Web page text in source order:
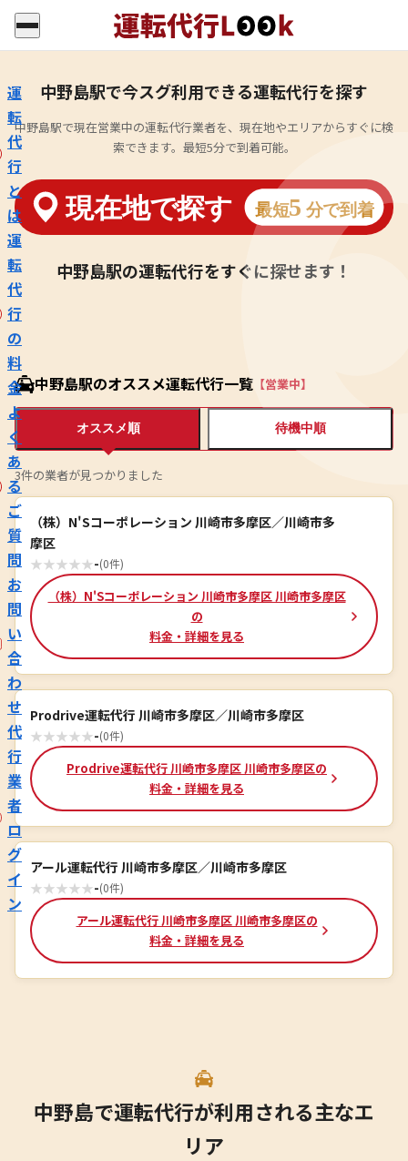
運
転
代
行
と
は
運
転
代
行
の
料
金
よ
く
あ
る
ご
質
問
お
問
い
合
わ
せ
代
行
業
者
ロ
グ
イ
ン
中野島駅で今スグ利用できる運転代行を探す
中野島駅で現在営業中の運転代行業者を、現在地やエリアからすぐに検
索できます。最短5分で到着可能。
中野島駅の運転代行をすぐに探せます！
中野島駅のオススメ運転代行一覧 【営業中】
オススメ順 待機中順
3件の業者が見つかりました
（株）N'Sコーポレーション 川崎市多摩区／川崎市多
摩区
★★★★★-(0件)
（株）N'Sコーポレーション 川崎市多摩区 川崎市多摩区
の
料金・詳細を見る
Prodrive運転代行 川崎市多摩区／川崎市多摩区
★★★★★-(0件)
Prodrive運転代行 川崎市多摩区 川崎市多摩区の
料金・詳細を見る
アール運転代行 川崎市多摩区／川崎市多摩区
★★★★★-(0件)
アール運転代行 川崎市多摩区 川崎市多摩区の
料金・詳細を見る
中野島で運転代行が利用される主なエ
リア